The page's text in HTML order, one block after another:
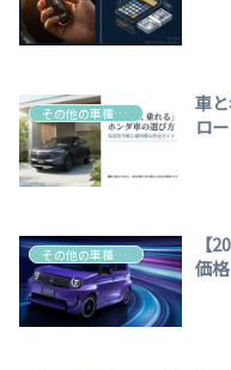
その他の車種・車選び
車
ロ
その他の車種・車選び
【
価